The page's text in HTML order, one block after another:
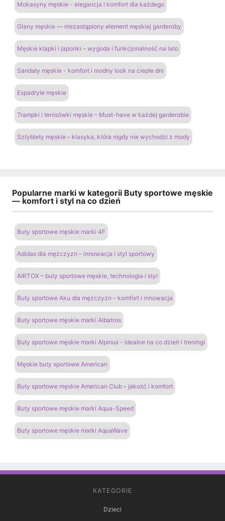
Mokasyny męskie - elegancja i komfort dla każdego
Glany męskie — niezastąpiony element męskiej garderoby
Męskie klapki i japonki – wygoda i funkcjonalność na lato
Sandały męskie - komfort i modny look na ciepłe dni
Espadryle męskie
Trampki i tenisówki męskie – Must-have w każdej garderobie
Sztyblety męskie – klasyka, która nigdy nie wychodzi z mody
Popularne marki w kategorii Buty sportowe męskie
— komfort i styl na co dzień
Buty sportowe męskie marki 4F
Adidas dla mężczyzn – innowacja i styl sportowy
AIRTOX – buty sportowe męskie, technologia i styl
Buty sportowe Aku dla mężczyzn – komfort i innowacja
Buty sportowe męskie marki Albatros
Buty sportowe męskie marki Alpinus - idealne na co dzień i treningi
Męskie buty sportowe American
Buty sportowe męskie American Club – jakość i komfort
Buty sportowe męskie marki Aqua-Speed
Buty sportowe męskie marki AquaWave
KATEGORIE
Dzieci